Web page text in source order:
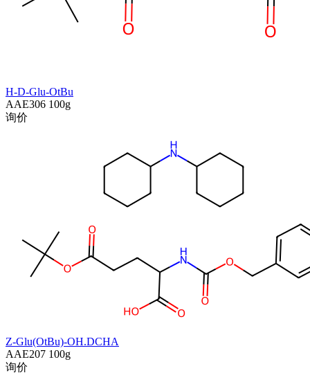
H-D-Glu-OtBu
AAE306 100g
询价
Z-Glu(OtBu)-OH.DCHA
AAE207 100g
询价